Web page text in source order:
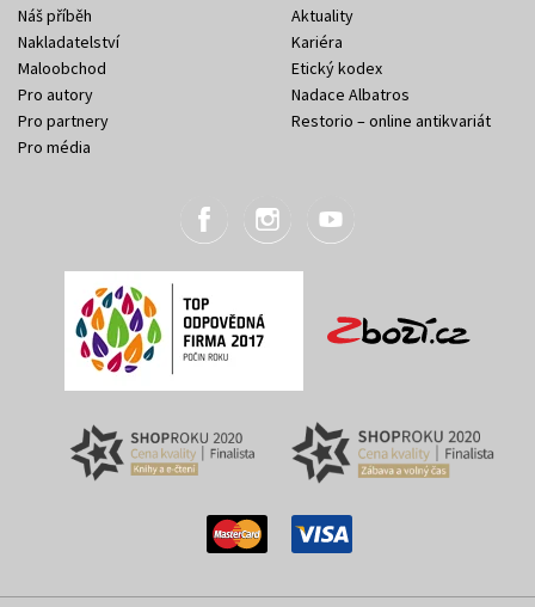
Náš příběh
Nakladatelství
Maloobchod
Pro autory
Pro partnery
Pro média
Aktuality
Kariéra
Etický kodex
Nadace Albatros
Restorio – online antikvariát